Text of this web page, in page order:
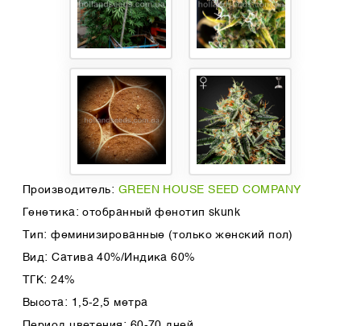
Производитель: GREEN HOUSE SEED COMPANY
Генетика: отобранный фенотип skunk
Тип: феминизированные (только женский пол)
Вид: Сатива 40%/Индика 60%
ТГК: 24%
Высота: 1,5-2,5 метра